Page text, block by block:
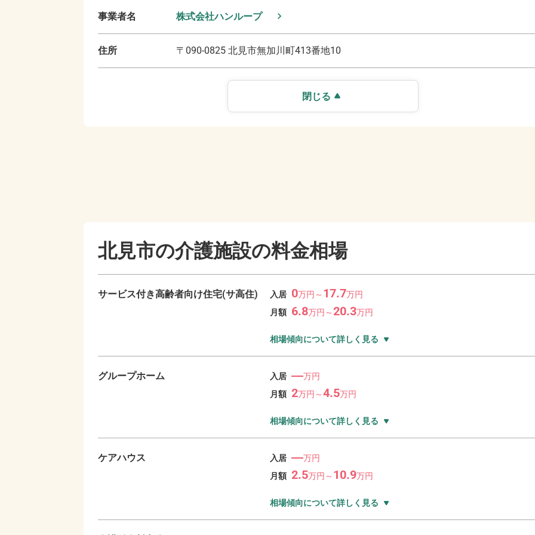
事業者名 株式会社ハンループ
住所 〒 090-0825 北見市無加川町413番地10
閉じる
北見市の介護施設の料金相場
サービス付き高齢者向け住宅(サ高住) 入居 0万円～ 17.7万円
月額 6.8万円～20.3万円
相場傾向について詳しく見る
グループホーム 入居 ―万円
月額 2万円～4.5万円
相場傾向について詳しく見る
ケアハウス 入居 ―万円
月額 2.5万円～ 10.9万円
相場傾向について詳しく見る